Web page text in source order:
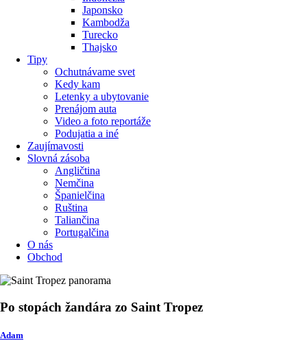
Japonsko
Kambodža
Turecko
Thajsko
Tipy
Ochutnávame svet
Kedy kam
Letenky a ubytovanie
Prenájom auta
Video a foto reportáže
Podujatia a iné
Zaujímavosti
Slovná zásoba
Angličtina
Nemčina
Španielčina
Ruština
Taliančina
Portugalčina
O nás
Obchod
Po stopách žandára zo Saint Tropez
Adam